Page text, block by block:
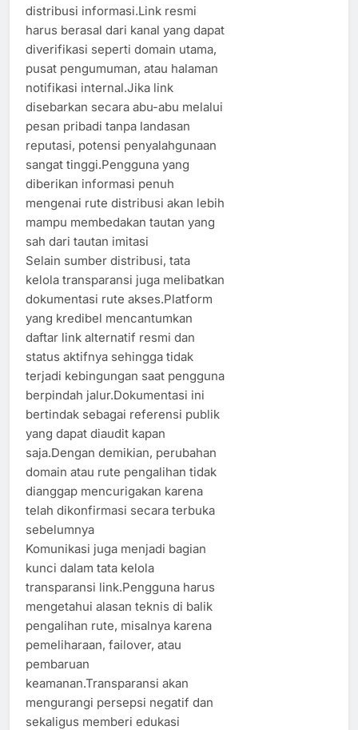
distribusi informasi.Link resmi
harus berasal dari kanal yang dapat
diverifikasi seperti domain utama,
pusat pengumuman, atau halaman
notifikasi internal.Jika link
disebarkan secara abu-abu melalui
pesan pribadi tanpa landasan
reputasi, potensi penyalahgunaan
sangat tinggi.Pengguna yang
diberikan informasi penuh
mengenai rute distribusi akan lebih
mampu membedakan tautan yang
sah dari tautan imitasi
Selain sumber distribusi, tata
kelola transparansi juga melibatkan
dokumentasi rute akses.Platform
yang kredibel mencantumkan
daftar link alternatif resmi dan
status aktifnya sehingga tidak
terjadi kebingungan saat pengguna
berpindah jalur.Dokumentasi ini
bertindak sebagai referensi publik
yang dapat diaudit kapan
saja.Dengan demikian, perubahan
domain atau rute pengalihan tidak
dianggap mencurigakan karena
telah dikonfirmasi secara terbuka
sebelumnya
Komunikasi juga menjadi bagian
kunci dalam tata kelola
transparansi link.Pengguna harus
mengetahui alasan teknis di balik
pengalihan rute, misalnya karena
pemeliharaan, failover, atau
pembaruan
keamanan.Transparansi akan
mengurangi persepsi negatif dan
sekaligus memberi edukasi